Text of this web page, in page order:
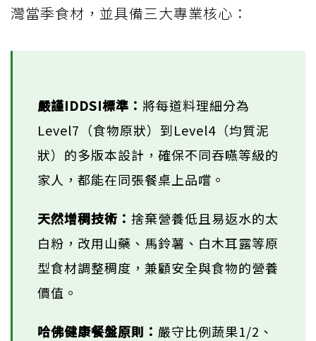
灣當季食材，並具備三大專業核心：
嚴謹IDDSI標準： 將每道料理細分為
Level7（食物原狀）到Level4（均質泥
狀）的多版本設計，確保不同吞嚥等級的
家人，都能在同張餐桌上品嚐。
天然增稠技術： 捨棄營養低且易返水的太
白粉，改用山藥、馬鈴薯、白木耳露等原
型食材調整稠度，兼顧安全與食物的營養
價值。
哈佛健康餐盤原則： 嚴守比例蔬果1/2、